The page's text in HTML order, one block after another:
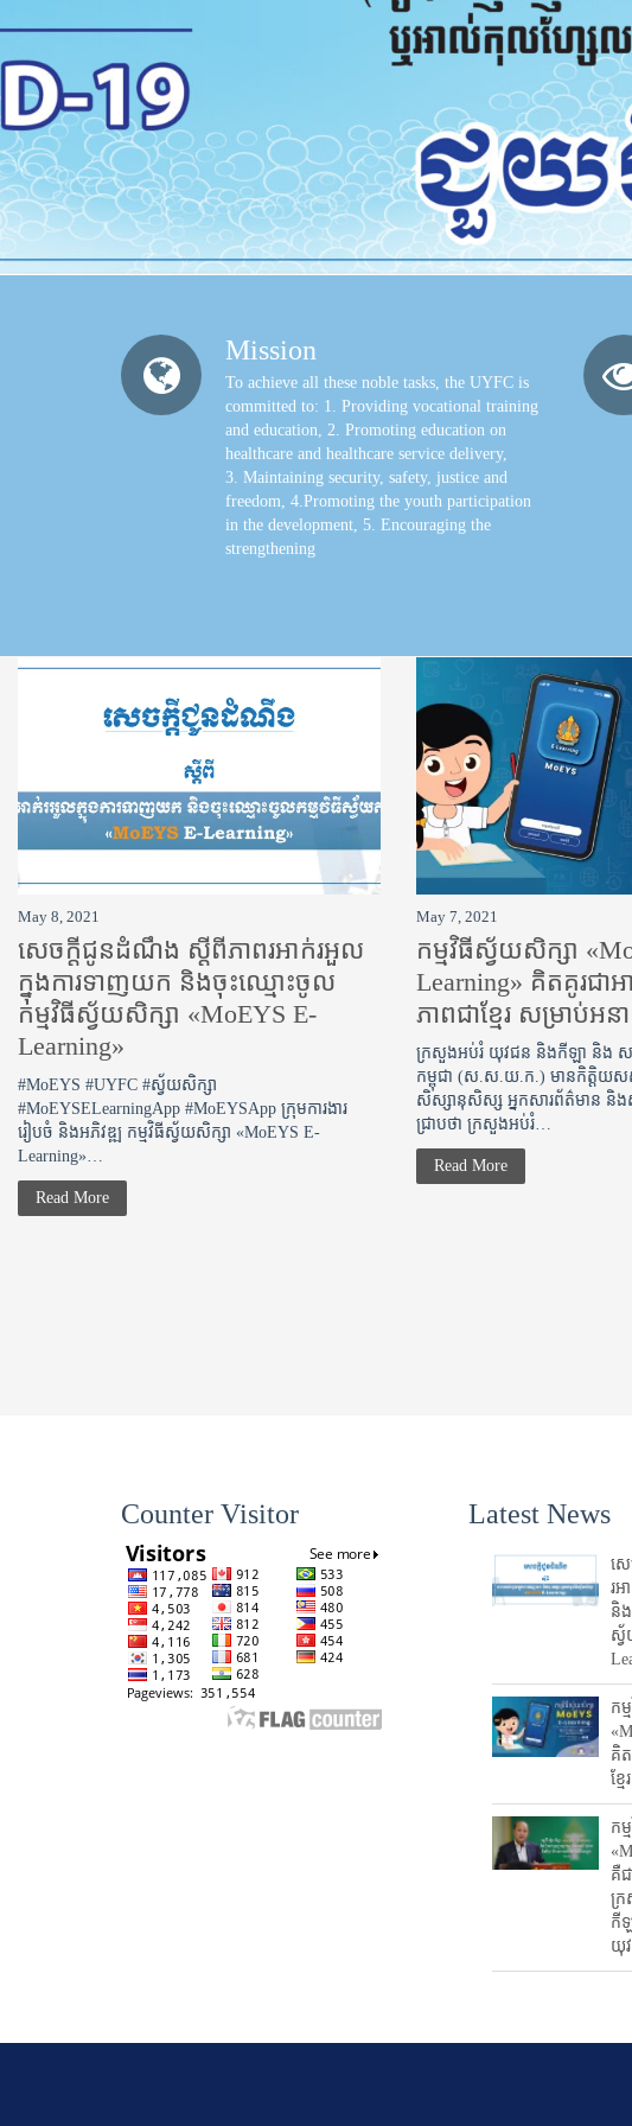
Mission
To achieve all these noble tasks, the UYFC is
committed to: 1. Providing vocational training
and education, 2. Promoting education on
healthcare and healthcare service delivery,
3. Maintaining security, safety, justice and
freedom, 4.Promoting the youth participation
in the development, 5. Encouraging the
strengthening
May 8, 2021
សេចក្តីជូនដំណឹង ស្តី​ពីភាព​រអាក់រអួល​
ក្នុងការ​ទាញ​យក និង​ចុះ​ឈ្មោះ​ចូល​
កម្មវិធី​ស្វ័យសិក្សា «MoEYS E-
Learning»
#MoEYS #UYFC #ស្វ័យសិក្សា
#MoEYSELearningApp #MoEYSApp ក្រុមការងារ
រៀបចំ និងអភិវឌ្ឍ​ កម្មវិធីស្វ័យសិក្សា «MoEYS E-
Learning»…
Read More
May 7, 2021
កម្មវិធីស្វ័យសិក្សា
Learning» គិតគូរជាអ
ភាពជាខ្មែរ សម្រាប់អន
ក្រសួងអប់រំ យុវជន និងកីឡា និង
កម្ពុជា (ស.ស.យ.ក.) មានកិត្តិយស
សិស្សានុសិស្ស អ្នកសារព័ត៌មាន និង
ជ្រាបថា​ ក្រសួងអប់រំ…
Read More
Counter Visitor Latest News
ស
រអ
និ
ស្
កម្
គិត
ខ្ម
កម្
គឺជ
ក្
កី
យុវ